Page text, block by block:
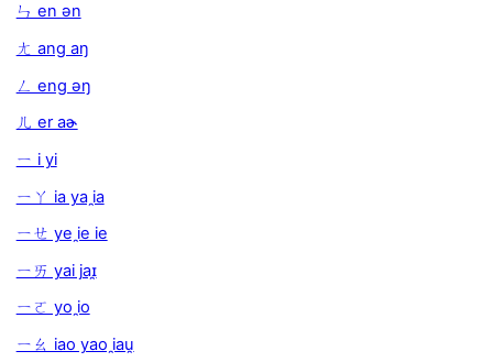
ㄣ en ən
ㄤ ang aŋ
ㄥ eng əŋ
ㄦ er aɚ
ㄧ i yi
ㄧㄚ ia ya i̯a
ㄧㄝ ye i̯e ie
ㄧㄞ yai jaɪ̯
ㄧㄛ yo i̯o
ㄧㄠ iao yao i̯au̯